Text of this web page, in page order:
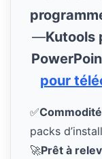
—Kutools
pour
✅
packs
🚀Prêt à